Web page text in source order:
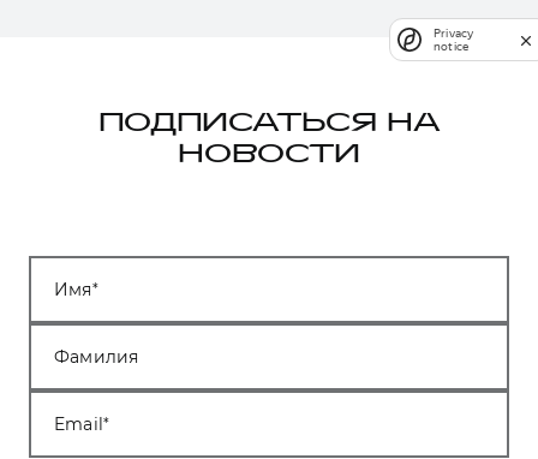
ПОДПИСАТЬСЯ НА
НОВОСТИ
Имя
Фамилия
Email
Privacy
notice